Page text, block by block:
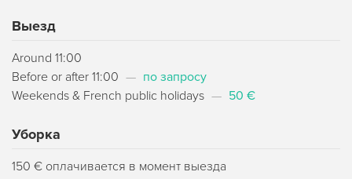
Выезд
Around 11:00
Before or after 11:00 — по запросу
Weekends & French public holidays — 50 €
Уборка
150 € оплачивается в момент выезда